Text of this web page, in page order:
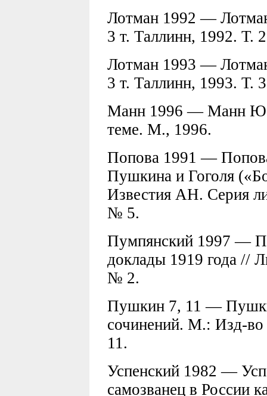
Лотман 1992 —
3 т. Таллинн, 1992. Т.
Лотман 1993 —
3 т. Таллинн, 1993. Т.
Манн 1996 — Манн Ю.
теме. М., 1996.
Попова 1991 —
Пушкина и Гоголя
Известия АН. Серия
№ 5.
Пумпянский 1997 —
доклады 1919 года //
№ 2.
Пушкин 7, 11 —
сочинений. М.: Изд-
11.
Успенский 1982 —
самозванец в России